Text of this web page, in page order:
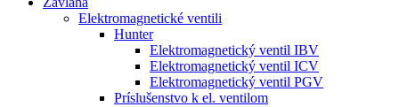
Elektromagnetické ventili
Hunter
Elektromagnetický ventil IBV
Elektromagnetický ventil ICV
Elektromagnetický ventil PGV
Príslušenstvo k el. ventilom